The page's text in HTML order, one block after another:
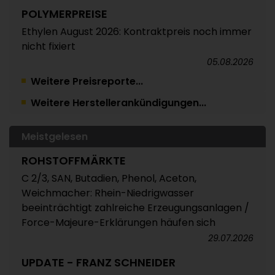
POLYMERPREISE
Ethylen August 2026: Kontraktpreis noch immer
nicht fixiert
05.08.2026
TRINSEO
Deutliche Preiserhöhungen für Polystyrol, ABS
POLYMERPREISE
Vorprodukte Juli/August 2026
POLYMERPREISE
Styrolkunststoffe Juli 2026: Absturz der SM-
Atempause wohl aber nur von kurzer Dauer
Weitere Preisreporte...
Weitere Herstellerankündigungen...
Meistgelesen
ROHSTOFFMÄRKTE
C 2/3, SAN, Butadien, Phenol, Aceton,
Weichmacher: Rhein-Niedrigwasser
beeinträchtigt zahlreiche Erzeugungsanlagen /
Force-Majeure-Erklärungen häufen sich
29.07.2026
UPDATE - FRANZ SCHNEIDER